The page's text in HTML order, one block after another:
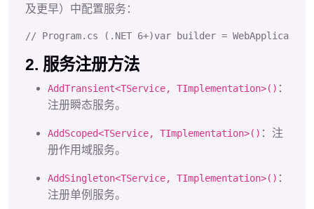
及更早）中配置服务：
// Program.cs (.NET 6+)var builder = WebApplication
2. 服务注册方法
AddTransient<TService, TImplementation>() ：
注册瞬态服务。
AddScoped<TService, TImplementation>() ：注
册作用域服务。
AddSingleton<TService, TImplementation>() ：
注册单例服务。